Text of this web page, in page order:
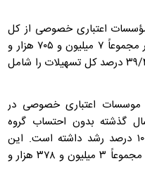
اعتباری خصوصی از کل
تسهیلات پرداختی در شبکه بانکی کشور مجموعاً ۷ میلیون و ۷۰۵ هزار و
۹۲ میلیارد ریال بوده که این رقم حدود ۳۹/۴ درصد کل تسهیلات را شامل
موسسات اعتباری خصوصی در
گذشته بدون احتساب گروه
مصرف‌کننده نهایی (خانوار) بیش از ۱۰۰ درصد رشد داشته است. این
میزان تسهیلات پرداختی طی این مدت مجموعاً ۳ میلیون و ۳۷۸ هزار و